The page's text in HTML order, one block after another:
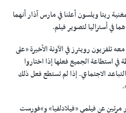
ريتا ويلسون أعلنا في مارس آذار أنهما
في أستراليا لتصوير فيلم.
تلفزيون رويترز في الآونة الأخيرة ”على
في استطاعة الجميع فعلها إذا اختاروا
الاجتماعي. إذا لم تستطع فعل ذلك
مرتين عن فيلمي ”فيلادلفيا“ و“فورست